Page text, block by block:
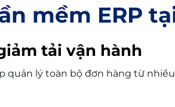
mềm ERP
tải vận hành
quản lý toàn bộ đơn hàng từ